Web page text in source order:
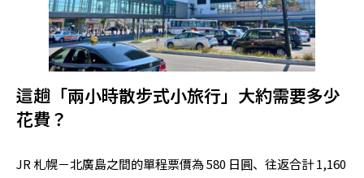
這趟「兩小時散步式小旅行」大約需要多少
花費？
JR 札幌－北廣島之間的單程票價為 580 日圓、往返合計 1,160